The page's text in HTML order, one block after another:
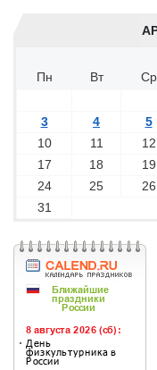
Пн
Вт Ср
3
4 5
10
11 12
17
18 19
24
25 26
31